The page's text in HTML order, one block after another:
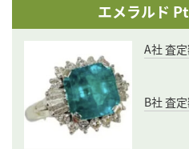
エメラルド
A社 査
B社 査